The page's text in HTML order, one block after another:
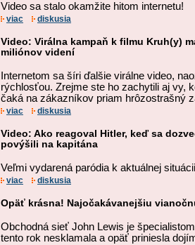
Video sa stalo okamžite hitom internetu!
viac diskusia
Video: Virálna kampaň k filmu Kruh(y)
miliónov videní
Internetom sa šíri ďalšie virálne video,
rýchlosťou. Zrejme ste ho zachytili aj vy,
čaká na zákazníkov priam hrôzostrašný
viac diskusia
Video: Ako reagoval Hitler, keď sa
povýšili na kapitána
Veľmi vydarená paródia k aktuálnej situácii
viac diskusia
Opäť krásna! Najočakávanejšiu
Obchodná sieť John Lewis je
tento rok nesklamala a opäť priniesla